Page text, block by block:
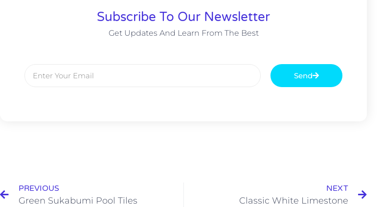
Subscribe To Our Newsletter
Get Updates And Learn From The Best
Send
PREVIOUS
Green Sukabumi Pool Tiles
NEXT
Classic White Limestone